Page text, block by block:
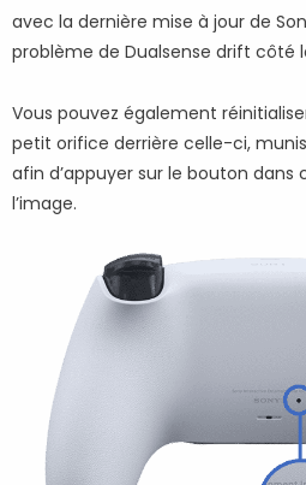
avec la dernière mise à jour de
problème de Dualsense drift côté
Vous pouvez également
petit orifice derrière celle-ci,
afin d’appuyer sur le bouton
l’image.